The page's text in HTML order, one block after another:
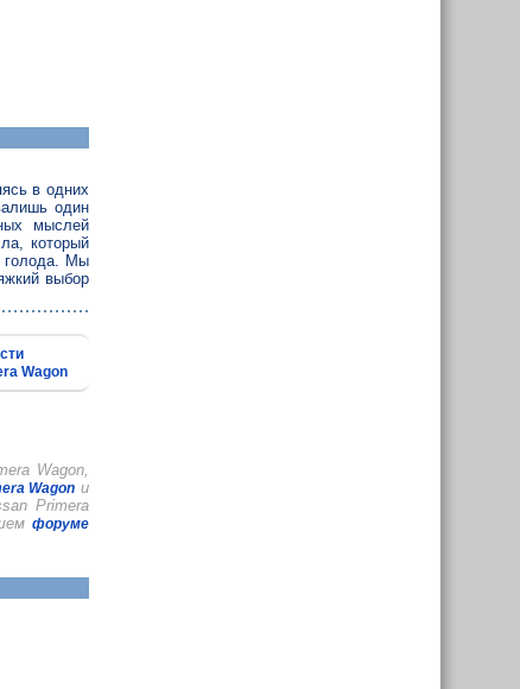
в одних
один
мыслей
который
голода. Мы
выбор
Wagon
Wagon,
Wagon и
Primera
форуме